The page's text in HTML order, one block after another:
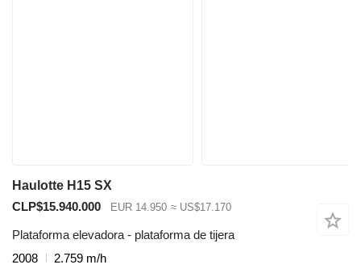
Haulotte H15 SX
CLP$15.940.000
EUR 14.950 ≈ US$17.170
Plataforma elevadora - plataforma de tijera
2008
2.759 m/h